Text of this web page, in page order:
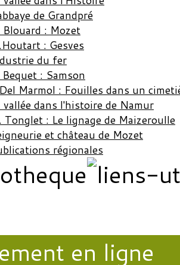
de Grandpré
Blouard : Mozet
: Gesves
du fer
Bequet : Samson
Marmol : Fouilles dans un
vallée dans l'histoire de Namur
Tonglet : Le lignage de Maizeroulle
et château de Mozet
régionales
en ligne